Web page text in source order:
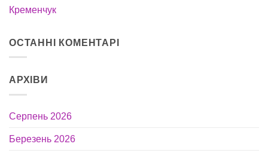
Кременчук
ОСТАННІ КОМЕНТАРІ
АРХІВИ
Серпень 2026
Березень 2026